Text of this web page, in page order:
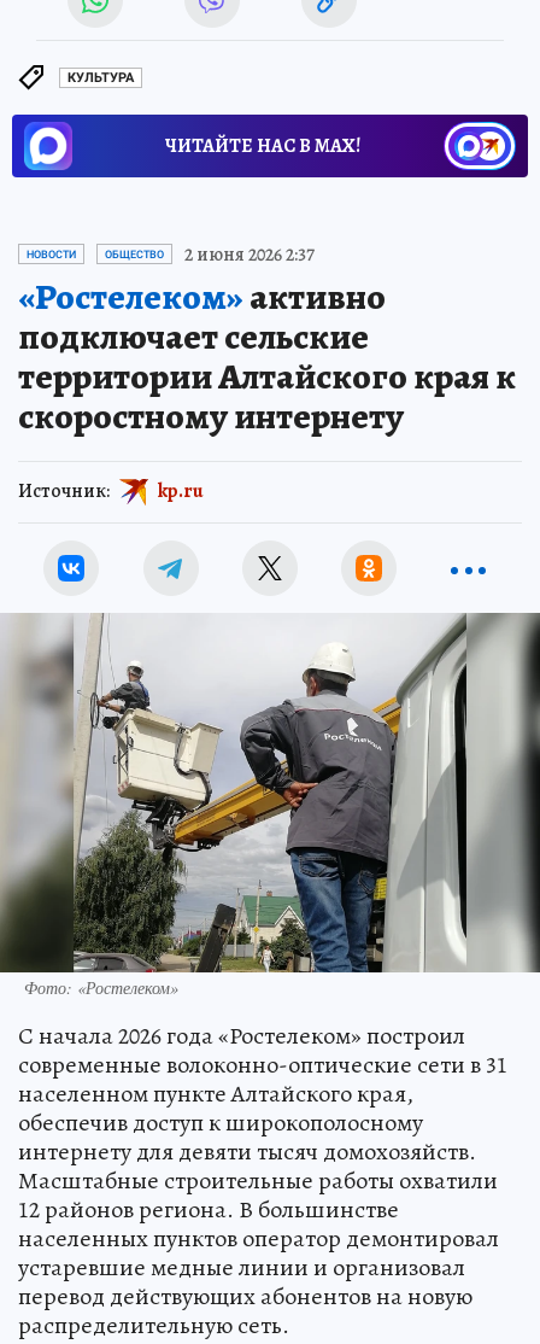
КУЛЬТУРА
ЧИТАЙТЕ НАС В МАХ!
НОВОСТИ ОБЩЕСТВО 2 июня 2026 2:37
«Ростелеком»активно
подключает сельские
территории Алтайского края к
скоростному интернету
Источник: kp.ru
Фото: «Ростелеком»
С начала 2026 года «Ростелеком» построил
современные волоконно-оптические сети в 31
населенном пункте Алтайского края,
обеспечив доступ к широкополосному
интернету для девяти тысяч домохозяйств.
Масштабные строительные работы охватили
12 районов региона. В большинстве
населенных пунктов оператор демонтировал
устаревшие медные линии и организовал
перевод действующих абонентов на новую
распределительную сеть.